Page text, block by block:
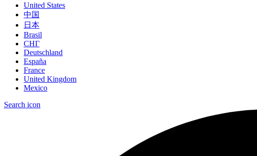
United States
中国
日本
Brasil
СНГ
Deutschland
España
France
United Kingdom
Mexico
Search icon